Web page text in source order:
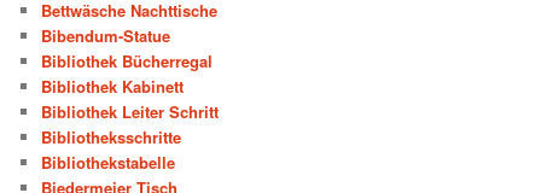
Bettwäsche Nachttische
Bibendum-Statue
Bibliothek Bücherregal
Bibliothek Kabinett
Bibliothek Leiter Schritt
Bibliotheksschritte
Bibliothekstabelle
Biedermeier Tisch